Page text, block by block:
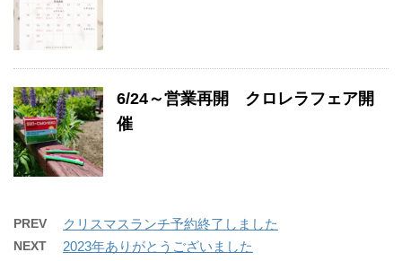
6/24～営業再開 クロレラフェア開
催
PREV クリスマスランチ予約終了しました
NEXT 2023年ありがとうございました